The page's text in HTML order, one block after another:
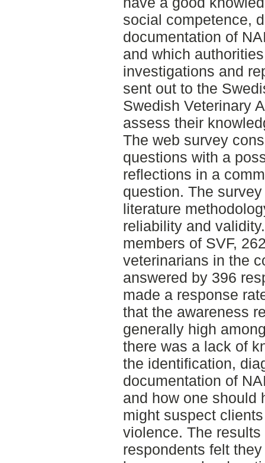
social competence,
documentation of
and which
investigations and
sent out to the
Swedish Veterinary
assess their
The web survey
questions with a
reflections in a
question. The
literature
reliability and
members of SVF,
veterinarians in the
answered by 396
made a response
that the awareness
generally high
there was a lack of
the identification,
documentation of
and how one should
might suspect
violence. The
respondents felt